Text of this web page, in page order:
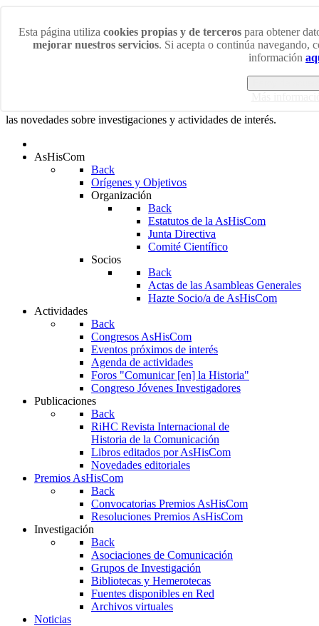
Esta página utiliza cookies propias y de terceros para obtener
mejorar nuestros servicios. Si acepta o continúa navegando,
información
¡Bienvenidos/as a la web de la Asociación de Historiadores
En esta web podrás acceder a las últimas noticias sobre los más
las novedades sobre investigaciones y actividades de interés.
AsHisCom
Back
Orígenes y Objetivos
Organización
Back
Estatutos de la AsHisCom
Junta Directiva
Comité Científico
Socios
Back
Actas de las Asambleas Generales
Hazte Socio/a de AsHisCom
Actividades
Back
Congresos AsHisCom
Eventos próximos de interés
Agenda de actividades
Foros "Comunicar [en] la Historia"
Congreso Jóvenes Investigadores
Publicaciones
Back
RiHC Revista Internacional de
Historia de la Comunicación
Libros editados por AsHisCom
Novedades editoriales
Premios AsHisCom
Back
Convocatorias Premios AsHisCom
Resoluciones Premios AsHisCom
Investigación
Back
Asociaciones de Comunicación
Grupos de Investigación
Bibliotecas y Hemerotecas
Fuentes disponibles en Red
Archivos virtuales
Noticias